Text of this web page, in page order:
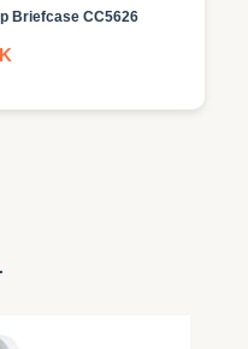
Briefcase CC5626